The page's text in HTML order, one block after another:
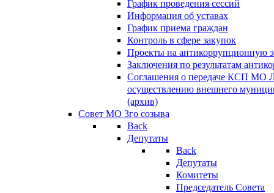
График проведения сессий
Информация об уставах
График приема граждан
Контроль в сфере закупок
Проекты на антикоррупционную
Заключения по результатам
Соглашения о передаче КСП МО
осуществлению внешнего
(архив)
Совет МО 3го созыва
Back
Депутаты
Back
Депутаты
Комитеты
Председатель Совета